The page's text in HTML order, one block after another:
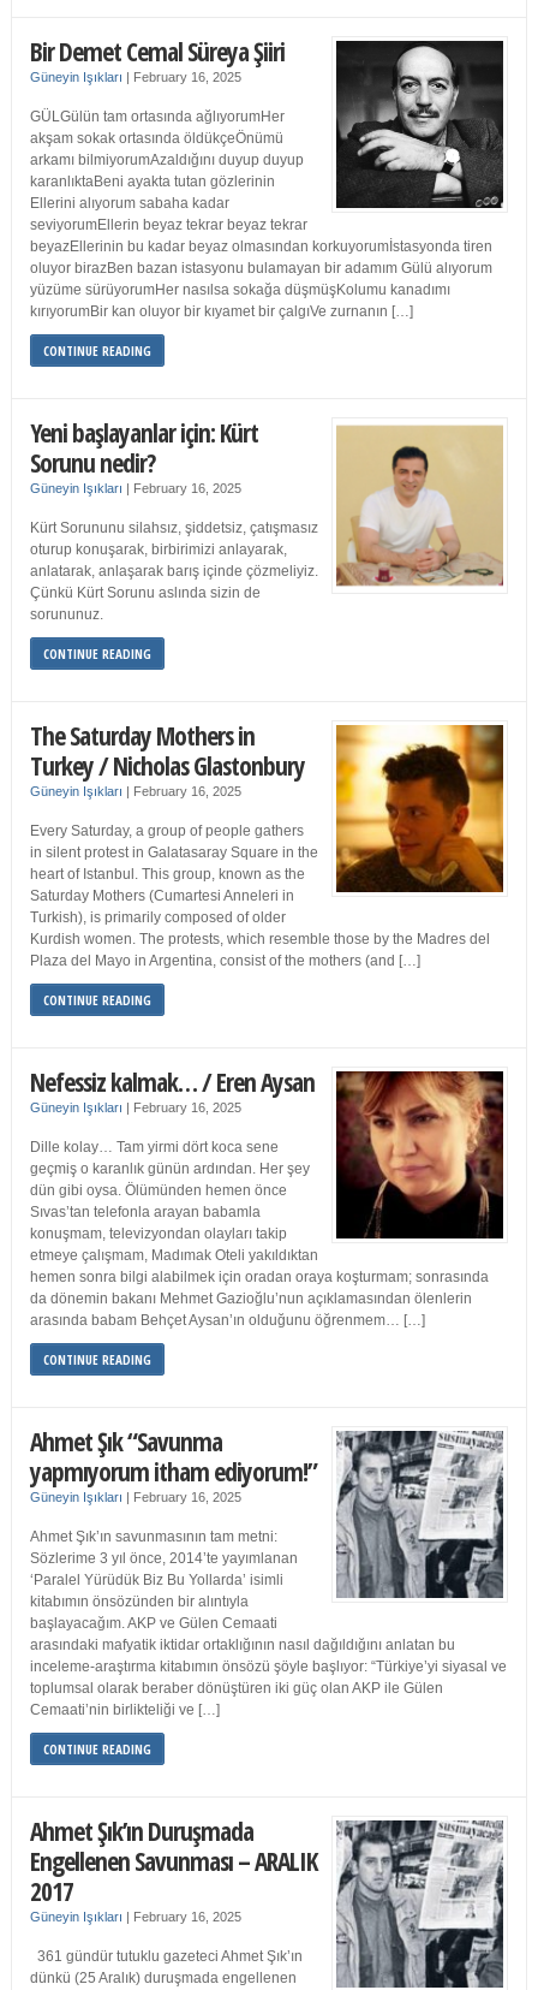
Bir Demet Cemal Süreya Şiiri
Güneyin Işıkları | February 16, 2025
GÜLGülün tam ortasında ağlıyorumHer
akşam sokak ortasında öldükçeÖnümü
arkamı bilmiyorumAzaldığını duyup duyup
karanlıktaBeni ayakta tutan gözlerinin
Ellerini alıyorum sabaha kadar
seviyorumEllerin beyaz tekrar beyaz tekrar
beyazEllerinin bu kadar beyaz olmasından korkuyorumİstasyonda tiren
oluyor birazBen bazan istasyonu bulamayan bir adamım Gülü alıyorum
yüzüme sürüyorumHer nasılsa sokağa düşmüşKolumu kanadımı
kırıyorumBir kan oluyor bir kıyamet bir çalgıVe zurnanın […]
CONTINUE READING
Yeni başlayanlar için: Kürt
Sorunu nedir?
Güneyin Işıkları | February 16, 2025
Kürt Sorununu silahsız, şiddetsiz, çatışmasız
oturup konuşarak, birbirimizi anlayarak,
anlatarak, anlaşarak barış içinde çözmeliyiz.
Çünkü Kürt Sorunu aslında sizin de
sorununuz.
CONTINUE READING
The Saturday Mothers in
Turkey / Nicholas Glastonbury
Güneyin Işıkları | February 16, 2025
Every Saturday, a group of people gathers
in silent protest in Galatasaray Square in the
heart of Istanbul. This group, known as the
Saturday Mothers (Cumartesi Anneleri in
Turkish), is primarily composed of older
Kurdish women. The protests, which resemble those by the Madres del
Plaza del Mayo in Argentina, consist of the mothers (and […]
CONTINUE READING
Nefessiz kalmak… / Eren Aysan
Güneyin Işıkları | February 16, 2025
Dille kolay… Tam yirmi dört koca sene
geçmiş o karanlık günün ardından. Her şey
dün gibi oysa. Ölümünden hemen önce
Sıvas’tan telefonla arayan babamla
konuşmam, televizyondan olayları takip
etmeye çalışmam, Madımak Oteli yakıldıktan
hemen sonra bilgi alabilmek için oradan oraya koşturmam; sonrasında
da dönemin bakanı Mehmet Gazioğlu’nun açıklamasından ölenlerin
arasında babam Behçet Aysan’ın olduğunu öğrenmem… […]
CONTINUE READING
Ahmet Şık “Savunma
yapmıyorum itham ediyorum!”
Güneyin Işıkları | February 16, 2025
Ahmet Şık’ın savunmasının tam metni:
Sözlerime 3 yıl önce, 2014’te yayımlanan
‘Paralel Yürüdük Biz Bu Yollarda’ isimli
kitabımın önsözünden bir alıntıyla
başlayacağım. AKP ve Gülen Cemaati
arasındaki mafyatik iktidar ortaklığının nasıl dağıldığını anlatan bu
inceleme-araştırma kitabımın önsözü şöyle başlıyor: “Türkiye’yi siyasal ve
toplumsal olarak beraber dönüştüren iki güç olan AKP ile Gülen
Cemaati’nin birlikteliği ve […]
CONTINUE READING
Ahmet Şık’ın Duruşmada
Engellenen Savunması – ARALIK
2017
Güneyin Işıkları | February 16, 2025
361 gündür tutuklu gazeteci Ahmet Şık’ın
dünkü (25 Aralık) duruşmada engellenen